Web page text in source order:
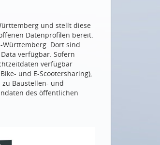
und stellt diese
Datenprofilen bereit.
Württemberg. Dort sind
verfügbar. Sofern
verfügbar
und E-Scootersharing),
zu Baustellen- und
des öffentlichen